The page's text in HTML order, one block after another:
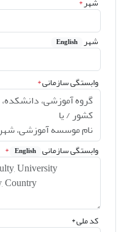
شهر English
وابستگی سازمانی*
وابستگی سازمانی English
*
کد ملی*